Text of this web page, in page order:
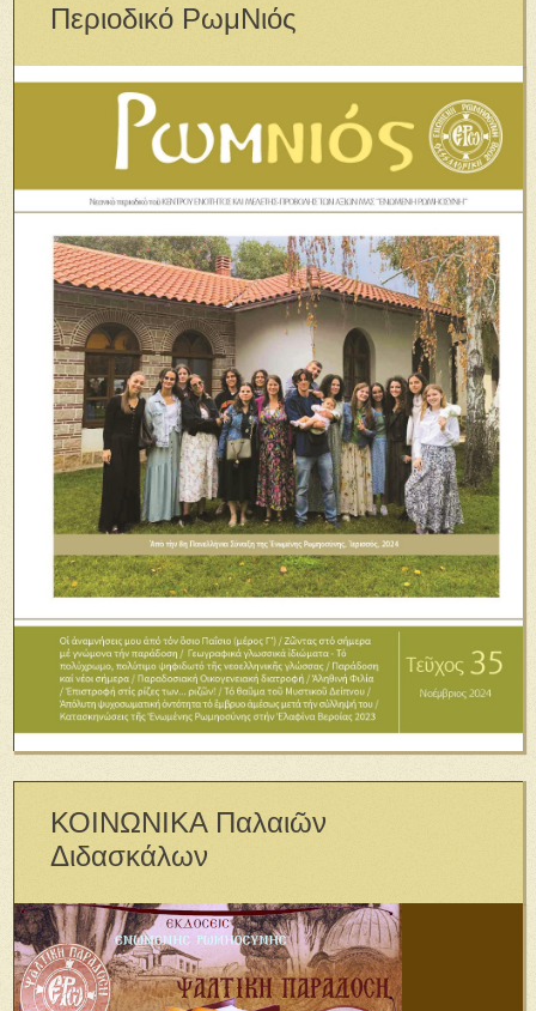
Περιοδικό ΡωμΝιός
ΚΟΙΝΩΝΙΚΑ Παλαιῶν
Διδασκάλων